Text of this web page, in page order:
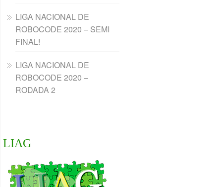
LIGA NACIONAL DE
ROBOCODE 2020 – SEMI
FINAL!
LIGA NACIONAL DE
ROBOCODE 2020 –
RODADA 2
LIAG